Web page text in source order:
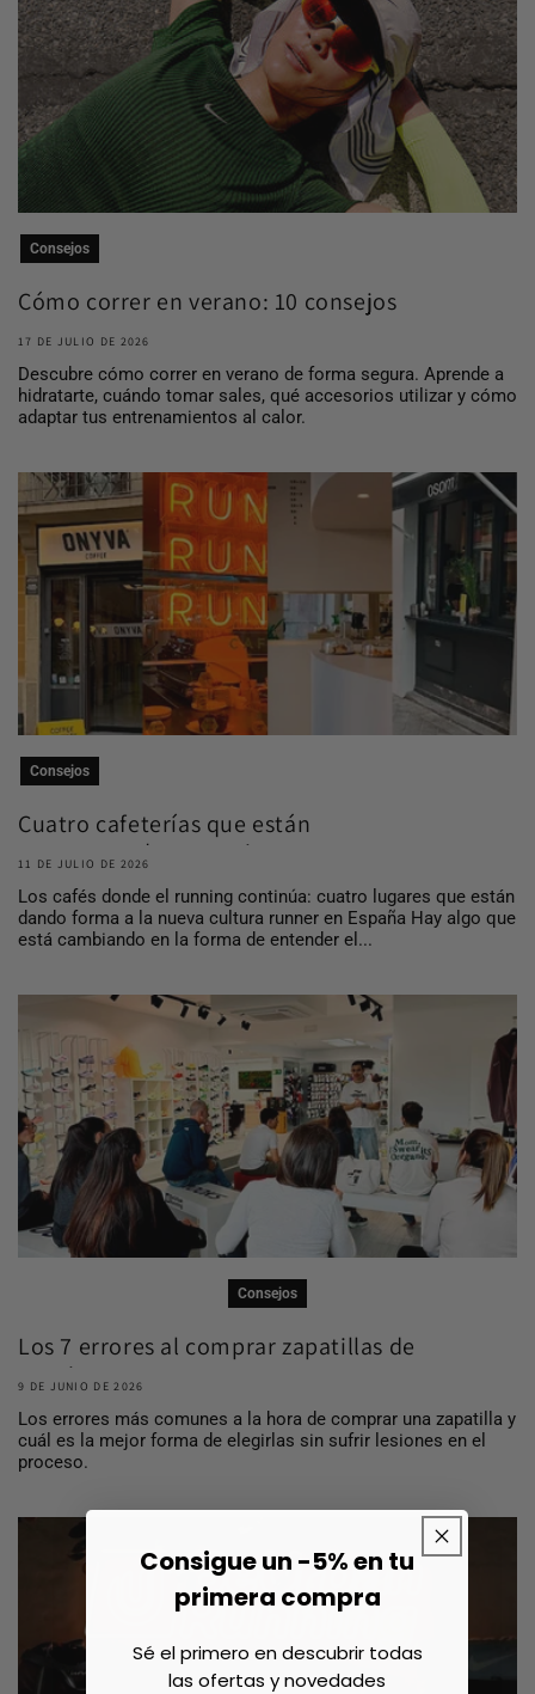
Consejos
Cómo correr en verano: 10 consejos
para entrena...
17 DE JULIO DE 2026
Descubre cómo correr en verano de forma segura. Aprende a
hidratarte, cuándo tomar sales, qué accesorios utilizar y cómo
adaptar tus entrenamientos al calor.
Consejos
Cuatro cafeterías que están
construyendo comuni...
11 DE JULIO DE 2026
Los cafés donde el running continúa: cuatro lugares que están
dando forma a la nueva cultura runner en España Hay algo que
está cambiando en la forma de entender el...
Consejos
Los 7 errores al comprar zapatillas de
running ...
9 DE JUNIO DE 2026
Los errores más comunes a la hora de comprar una zapatilla y
cuál es la mejor forma de elegirlas sin sufrir lesiones en el
proceso.
Consigue un -5% en tu
primera compra
Sé el primero en descubrir todas
las ofertas y novedades